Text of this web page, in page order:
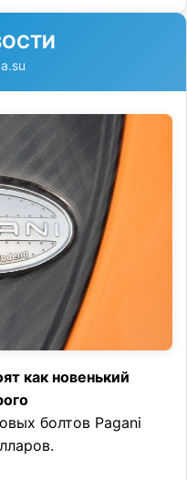
как новенький
болтов Pagani